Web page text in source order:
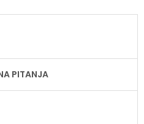
PITANJA